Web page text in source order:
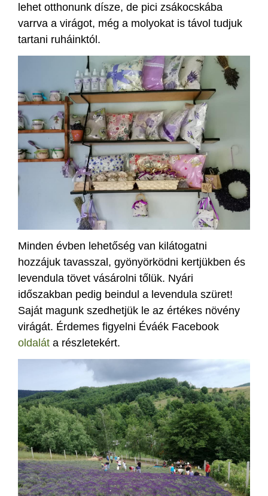
lehet otthonunk dísze, de pici zsákocskába
varrva a virágot, még a molyokat is távol tudjuk
tartani ruháinktól.
Minden évben lehetőség van kilátogatni
hozzájuk tavasszal, gyönyörködni kertjükben és
levendula tövet vásárolni tőlük. Nyári
időszakban pedig beindul a levendula szüret!
Saját magunk szedhetjük le az értékes növény
virágát. Érdemes figyelni Éváék Facebook
oldalát a részletekért.